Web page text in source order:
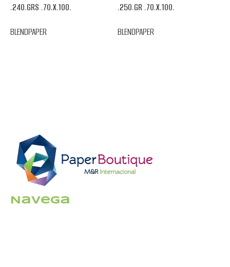
.240.GRS .70.X.100.
BLENDPAPER
.250.GR .70.X.100.
BLENDPAPER
Navega